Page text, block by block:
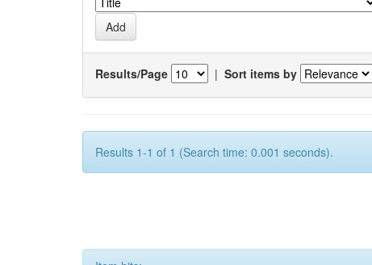
Results/Page | Sort items by
Results 1-1 of 1 (Search time: 0.001 seconds).